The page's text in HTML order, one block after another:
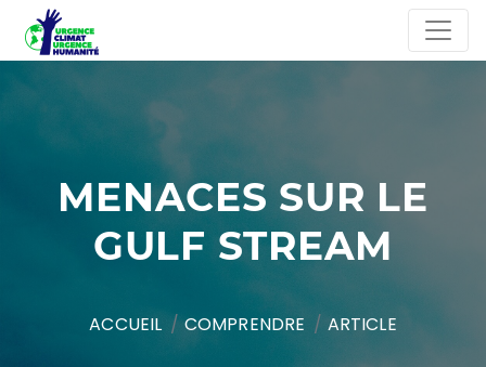
MENACES SUR LE
GULF STREAM
ACCUEIL COMPRENDRE ARTICLE